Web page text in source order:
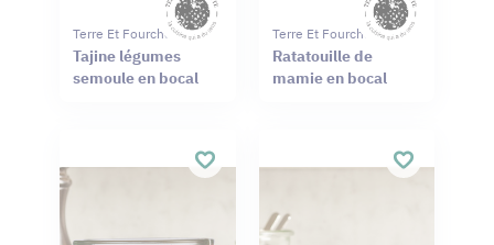
Terre Et Fourchette
Tajine légumes
semoule en bocal
Terre Et Fourchette
Ratatouille de
mamie en bocal